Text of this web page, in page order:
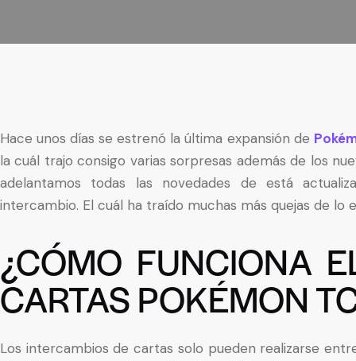
Hace unos días se estrenó la última expansión de
la cuál trajo consigo varias sorpresas además de los
adelantamos todas las novedades de está
intercambio. El cuál ha traído muchas más quejas de lo
¿CÓMO FUNCIONA
CARTAS POKÉMON
Los intercambios de cartas solo pueden realizarse